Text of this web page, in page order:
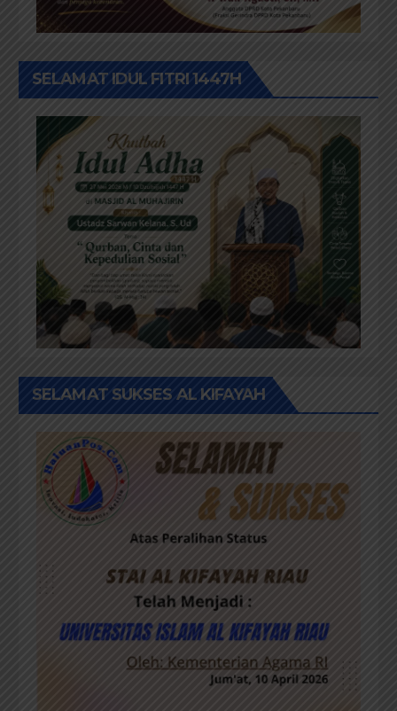
SELAMAT IDUL FITRI 1447H
SELAMAT SUKSES AL KIFAYAH